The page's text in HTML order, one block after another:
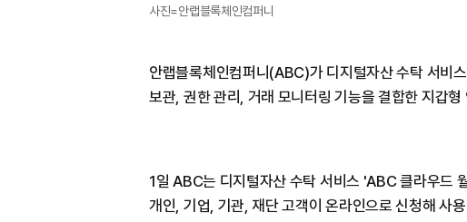
사진=안랩블록체인컴퍼니
안랩블록체인컴퍼니(ABC)가 디지털자산 수탁 서비
보관, 권한 관리, 거래 모니터링 기능을 결합한 지갑
1일 ABC는 디지털자산 수탁 서비스 'ABC 클라우드
개인, 기업, 기관, 재단 고객이 온라인으로 신청해 사